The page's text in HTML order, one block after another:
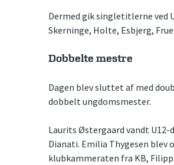
Dermed gik singletitlerne ved
Skerninge, Holte, Esbjerg,
Dobbelte mestre
Dagen blev sluttet af med
dobbelt ungdomsmester.
Laurits Østergaard vandt
Dianati. Emilia Thygesen
klubkammeraten fra KB,